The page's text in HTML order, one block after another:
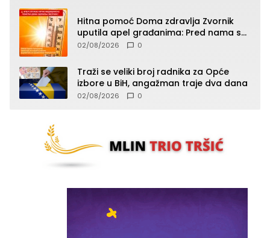
Hitna pomoć Doma zdravlja Zvornik
uputila apel građanima: Pred nama su
temperature do 40°C, oprez zbog
02/08/2026 0
Traži se veliki broj radnika za Opće
izbore u BiH, angažman traje dva dana
02/08/2026 0